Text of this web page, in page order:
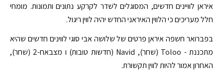
איראן לוויינים חדשים, המסוגלים לשדר לקרקע נתונים ותמונות. מומחי
חלל מעריכים כי הלווין האיראני החדש יהיה לווין ריגול.
בפברואר חשפה איראן פרטים של שלושה אבי סוגי לווינים חדשים שהיא
מתכננת - Toloo (שחר), Navid (חדשות טובות) ו מצבאח-2 (שחר),
האחרון אמור להיות לווין תקשורת.